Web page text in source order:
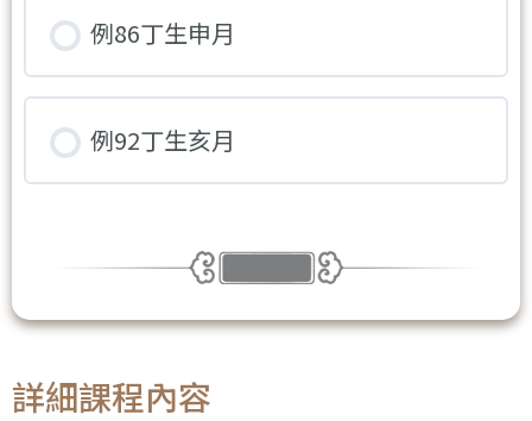
例86丁生申月
例92丁生亥月
詳細課程內容